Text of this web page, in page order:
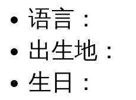
语言：
出生地：
生日：